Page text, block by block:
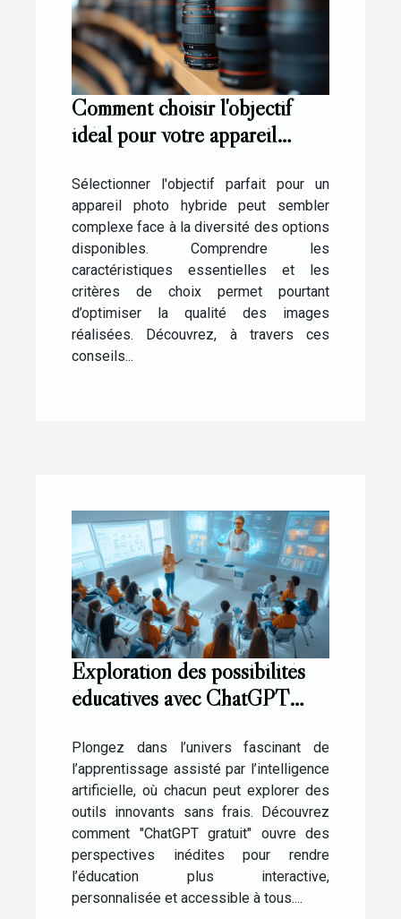
Comment choisir l'objectif
idéal pour votre appareil
Sélectionner l'objectif parfait pour un
appareil photo hybride peut sembler
complexe face à la diversité des options
disponibles. Comprendre les
caractéristiques essentielles et les
critères de choix permet pourtant
d’optimiser la qualité des images
réalisées. Découvrez, à travers ces
conseils...
Exploration des possibilités
éducatives avec ChatGPT
Plongez dans l’univers fascinant de
l’apprentissage assisté par l’intelligence
artificielle, où chacun peut explorer des
outils innovants sans frais. Découvrez
comment "ChatGPT gratuit" ouvre des
perspectives inédites pour rendre
l’éducation plus interactive,
personnalisée et accessible à tous....